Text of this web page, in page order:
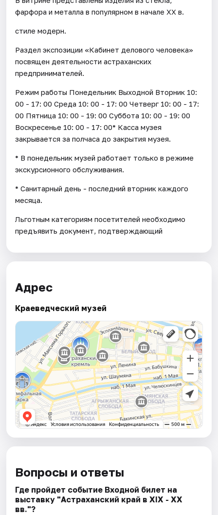
фарфора и металла в популярном в начале XX в.
стиле модерн.
Раздел экспозиции «Кабинет делового человека»
посвящен деятельности астраханских
предпринимателей.
Режим работы Понедельник Выходной Вторник 10:
00 - 17: 00 Среда 10: 00 - 17: 00 Четверг 10: 00 - 17:
00 Пятница 10: 00 - 19: 00 Суббота 10: 00 - 19: 00
Воскресенье 10: 00 - 17: 00* Касса музея
закрывается за полчаса до закрытия музея.
* В понедельник музей работает только в режиме
экскурсионного обслуживания.
* Санитарный день - последний вторник каждого
месяца.
Льготным категориям посетителей необходимо
предъявить документ, подтверждающий
Адрес
Краеведческий музей
Вопросы и ответы
Где пройдет событие Входной билет на
выставку "Астраханский край в XIX - XX
вв."?